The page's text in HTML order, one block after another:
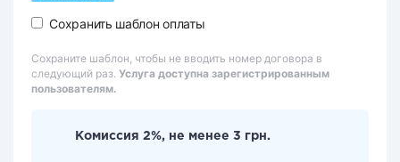
Сохранить шаблон оплаты
Сохраните шаблон, чтобы не вводить номер договора в
следующий раз. Услуга доступна зарегистрированным
пользователям.
Комиссия 2%, не менее 3 грн.